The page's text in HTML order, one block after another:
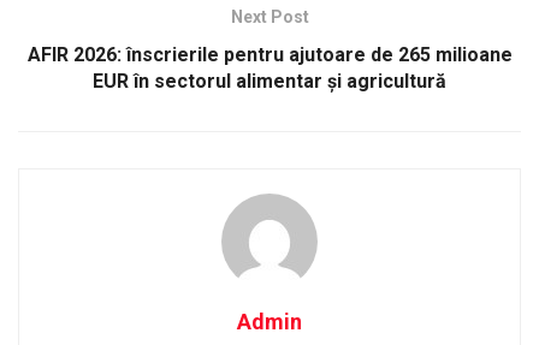
Next Post
AFIR 2026: înscrierile pentru ajutoare de 265 milioane
EUR în sectorul alimentar și agricultură
Admin